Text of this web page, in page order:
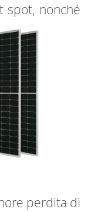
spot, nonché
perdita di